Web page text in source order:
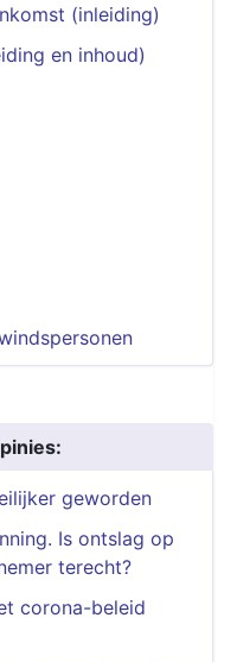
(inleiding)
en inhoud)
geworden
Is ontslag op
terecht?
corona-beleid